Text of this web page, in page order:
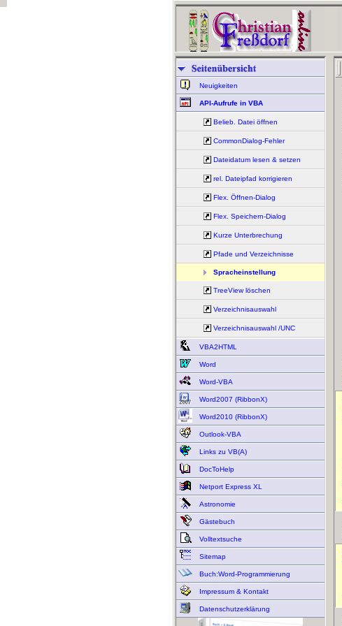
Neuigkeiten
API-Aufrufe in VBA
Belieb. Datei öffnen
CommonDialog-Fehler
Dateidatum lesen & setzen
rel. Dateipfad korrigieren
Flex. Öffnen-Dialog
Flex. Speichern-Dialog
Kurze Unterbrechung
Pfade und Verzeichnisse
Spracheinstellung
TreeView löschen
Verzeichnisauswahl
Verzeichnisauswahl /UNC
VBA2HTML
Word
Word-VBA
Word2007 (RibbonX)
Word2010 (RibbonX)
Outlook-VBA
Links zu VB(A)
DocToHelp
Netport Express XL
Astronomie
Gästebuch
Volltextsuche
Sitemap
Buch:Word-Programmierung
Impressum & Kontakt
Datenschutzerklärung